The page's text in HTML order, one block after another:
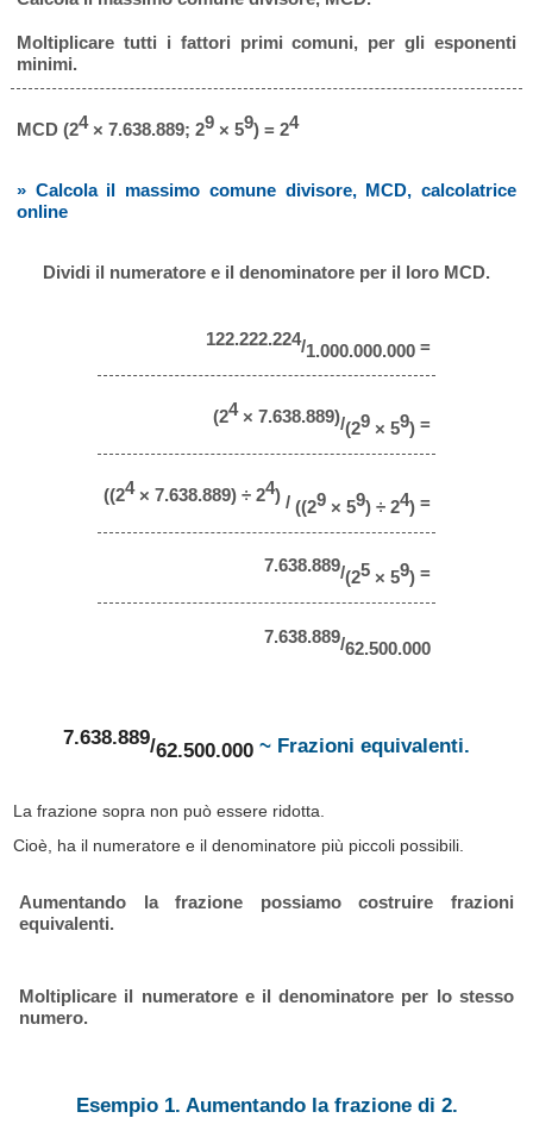
Moltiplicare tutti i fattori primi comuni, per gli esponenti
minimi.
MCD (24× 7.638.889; 29× 59) = 24
» Calcola il massimo comune divisore, MCD, calcolatrice
online
Dividi il numeratore e il denominatore per il loro MCD.
122.222.224/1.000.000.000=
(24× 7.638.889)/(29× 59)=
((24× 7.638.889) ÷ 24)/ ((29× 59) ÷ 24)=
7.638.889/(25× 59)=
7.638.889/62.500.000
7.638.889/62.500.000 ~ Frazioni equivalenti.
La frazione sopra non può essere ridotta.
Cioè, ha il numeratore e il denominatore più piccoli possibili.
Aumentando la frazione possiamo costruire frazioni
equivalenti.
Moltiplicare il numeratore e il denominatore per lo stesso
numero.
Esempio 1. Aumentando la frazione di 2.